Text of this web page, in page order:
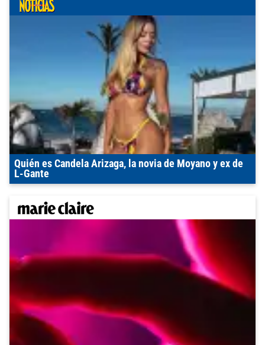
Quién es Candela Arizaga, la novia de Moyano y ex de
L-Gante